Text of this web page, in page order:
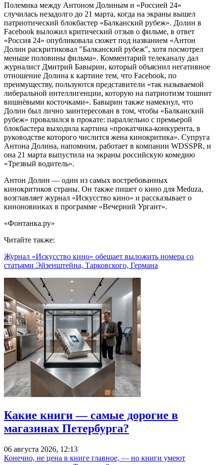
Полемика между Антоном Долиным и «Россией 24»
случилась незадолго до 21 марта, когда на экраны вышел
патриотический блокбастер «Балканский рубеж». Долин в
Facebook выложил критический отзыв о фильме, в ответ
«Россия 24» опубликовала сюжет под названием «Антон
Долин раскритиковал "Балканский рубеж", хотя посмотрел
меньше половины фильма». Комментарий телеканалу дал
журналист Дмитрий Бавырин, который объяснил негативное
отношение Долина к картине тем, что Facebook, по
преимуществу, пользуются представители «так называемой
либеральной интеллигенции, которую на патриотизм тошнит
вишнёвыми косточками». Бавырин также намекнул, что
Долин был лично заинтересован в том, чтобы «Балканский
рубеж» провалился в прокате: параллельно с премьерой
блокбастера выходила картина «прокатчика-конкурента, в
руководстве которого числится жена кинокритика». Супруга
Антона Долина, напомним, работает в компании WDSSPR, и
она 21 марта выпустила на экраны российскую комедию
«Трезвый водитель».
Антон Долин — один из самых востребованных
кинокритиков страны. Он также пишет о кино для Meduza,
возглавляет журнал «Искусство кино» и рассказывает о
киноновинках в программе «Вечерний Ургант».
«Фонтанка.ру»
Читайте также:
Журнал «Искусство кино» обещает выложить номера со
статьями Эйзенштейна, Тарковского, Германа
Какие книги — самые дорогие в
магазинах Петербурга?
06 августа 2026, 12:13
Конечно, не цена в книге главное, — но книги умеют